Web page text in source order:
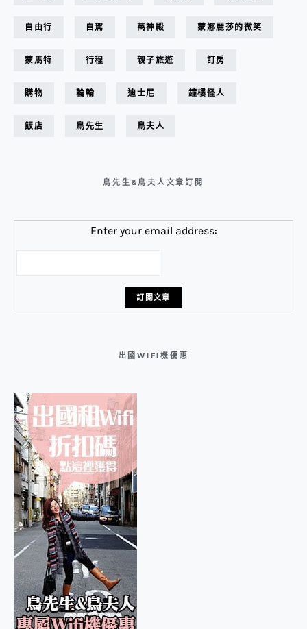
自由行 自駕 萬神殿 蒙娜麗莎的微笑
蒙馬特 行程 親子旅遊 訂房
購物 輪輪 迪士尼 鐘樓怪人
飯店 鳥先生 鳥夫人
鳥先生&鳥夫人文章訂閱
Enter your email address:
出國WIFI機優惠